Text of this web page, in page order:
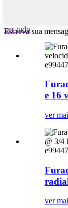
Escreva sua
ver tudo
e 16
ver
ver